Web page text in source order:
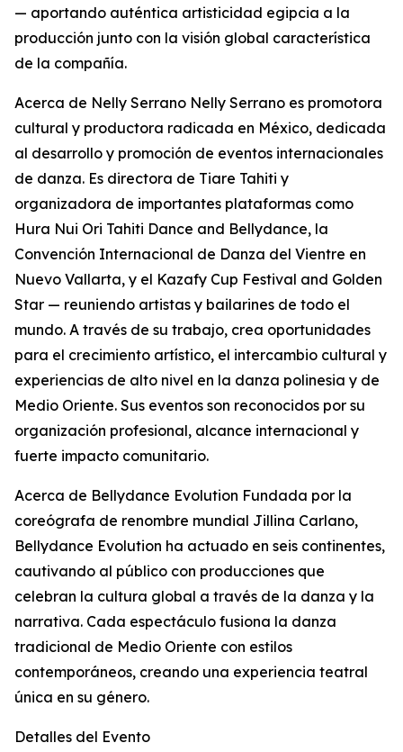
— aportando auténtica artisticidad egipcia a la
producción junto con la visión global característica
de la compañía.
Acerca de Nelly Serrano Nelly Serrano es promotora
cultural y productora radicada en México, dedicada
al desarrollo y promoción de eventos internacionales
de danza. Es directora de Tiare Tahiti y
organizadora de importantes plataformas como
Hura Nui Ori Tahiti Dance and Bellydance, la
Convención Internacional de Danza del Vientre en
Nuevo Vallarta, y el Kazafy Cup Festival and Golden
Star — reuniendo artistas y bailarines de todo el
mundo. A través de su trabajo, crea oportunidades
para el crecimiento artístico, el intercambio cultural y
experiencias de alto nivel en la danza polinesia y de
Medio Oriente. Sus eventos son reconocidos por su
organización profesional, alcance internacional y
fuerte impacto comunitario.
Acerca de Bellydance Evolution Fundada por la
coreógrafa de renombre mundial Jillina Carlano,
Bellydance Evolution ha actuado en seis continentes,
cautivando al público con producciones que
celebran la cultura global a través de la danza y la
narrativa. Cada espectáculo fusiona la danza
tradicional de Medio Oriente con estilos
contemporáneos, creando una experiencia teatral
única en su género.
Detalles del Evento